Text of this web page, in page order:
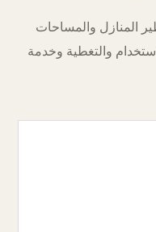
المنازل والمساحات
والتغطية وخدمة